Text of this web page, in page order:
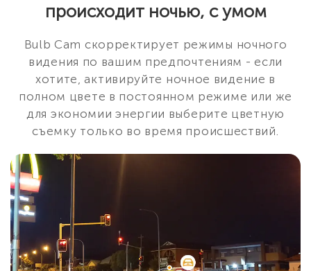
происходит ночью, с умом
Bulb Cam скорректирует режимы ночного
видения по вашим предпочтениям - если
хотите, активируйте ночное видение в
полном цвете в постоянном режиме или же
для экономии энергии выберите цветную
съемку только во время происшествий.